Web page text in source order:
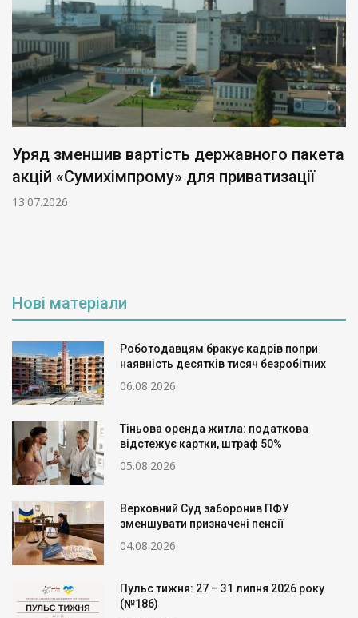
Уряд зменшив вартість державного пакета
акцій «Сумихімпрому» для приватизації
13.07.2026
Нові матеріали
Роботодавцям бракує кадрів попри
наявність десятків тисяч безробітних
06.08.2026
Тіньова оренда житла: податкова
відстежує картки, штраф 50%
05.08.2026
Верховний Суд заборонив ПФУ
зменшувати призначені пенсії
04.08.2026
Пульс тижня: 27 – 31 липня 2026 року
(№186)